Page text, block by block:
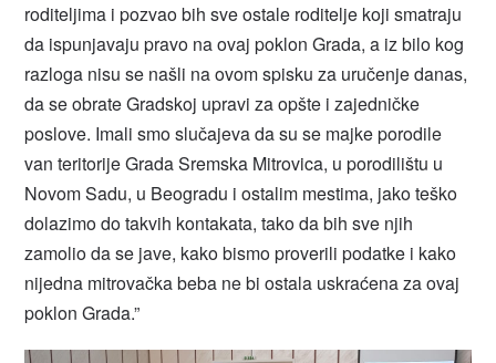
roditeljima i pozvao bih sve ostale roditelje koji smatraju
da ispunjavaju pravo na ovaj poklon Grada, a iz bilo kog
razloga nisu se našli na ovom spisku za uručenje danas,
da se obrate Gradskoj upravi za opšte i zajedničke
poslove. Imali smo slučajeva da su se majke porodile
van teritorije Grada Sremska Mitrovica, u porodilištu u
Novom Sadu, u Beogradu i ostalim mestima, jako teško
dolazimo do takvih kontakata, tako da bih sve njih
zamolio da se jave, kako bismo proverili podatke i kako
nijedna mitrovačka beba ne bi ostala uskraćena za ovaj
poklon Grada.”